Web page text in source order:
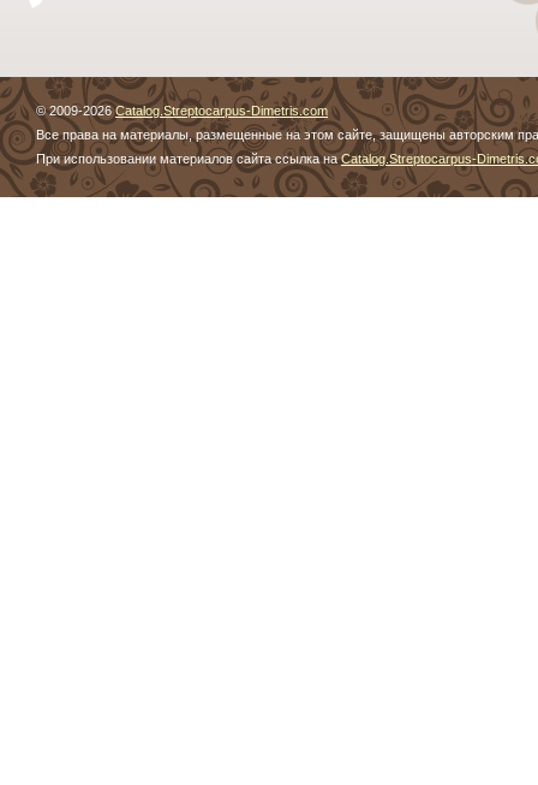
© 2009-2026Catalog.Streptocarpus-Dimetris.com
Все права на материалы, размещенные на этом сайте, защищены авторским
При использовании материалов сайта ссылка наCatalog.Streptocarpus-